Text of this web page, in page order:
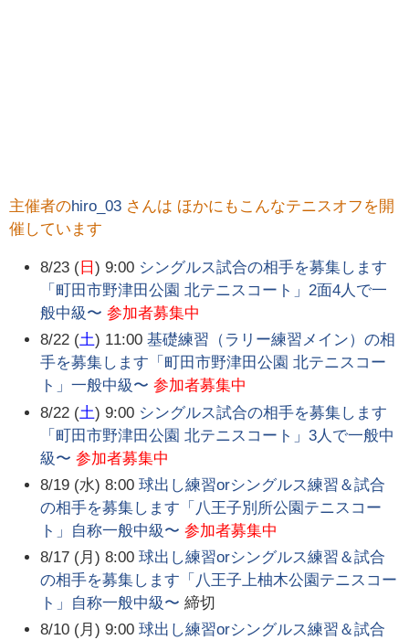
主催者のhiro_03 さんは ほかにもこんなテニスオフを開
催しています
8/23 ( 日) 9:00 シングルス試合の相手を募集します
「町田市野津田公園 北テニスコート」2面4人で一
般中級〜 参加者募集中
8/22 (土) 11:00 基礎練習（ラリー練習メイン）の相
手を募集します「町田市野津田公園 北テニスコー
ト」一般中級〜 参加者募集中
8/22 (土) 9:00 シングルス試合の相手を募集します
「町田市野津田公園 北テニスコート」3人で一般中
級〜 参加者募集中
8/19 (水) 8:00 球出し練習orシングルス練習＆試合
の相手を募集します「八王子別所公園テニスコー
ト」自称一般中級〜 参加者募集中
8/17 (月) 8:00 球出し練習orシングルス練習＆試合
の相手を募集します「八王子上柚木公園テニスコー
ト」自称一般中級〜 締切
8/10 (月) 9:00 球出し練習orシングルス練習＆試合